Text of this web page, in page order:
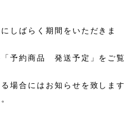
しばらく期間をいただきま
予約商品 発送予定」をご覧
場合にはお知らせを致します